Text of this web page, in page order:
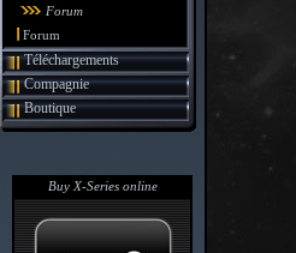
Forum
Forum
Téléchargements
Compagnie
Boutique
Buy X-Series online